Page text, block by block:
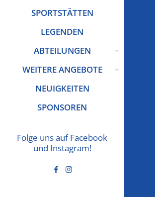
SPORTSTÄTTEN
LEGENDEN
ABTEILUNGEN
WEITERE ANGEBOTE
NEUIGKEITEN
SPONSOREN
Folge uns auf Facebook
und Instagram!